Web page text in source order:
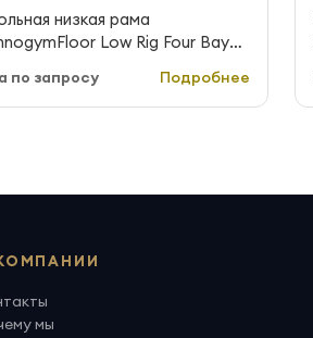
низкая рама
Low Rig Four Bay
по запросу Подробнее
мы